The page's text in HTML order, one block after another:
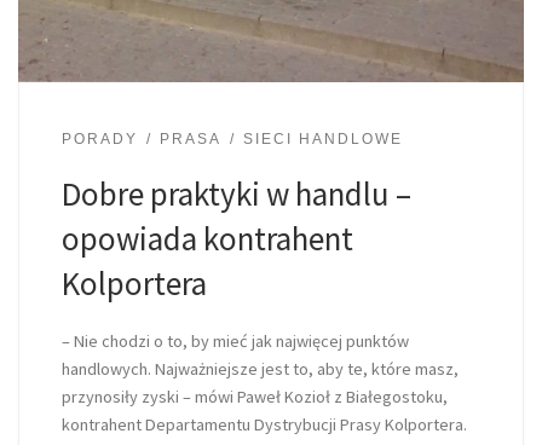
PORADY PRASA SIECI HANDLOWE
Dobre praktyki w handlu –
opowiada kontrahent
Kolportera
– Nie chodzi o to, by mieć jak najwięcej punktów
handlowych. Najważniejsze jest to, aby te, które masz,
przynosiły zyski – mówi Paweł Kozioł z Białegostoku,
kontrahent Departamentu Dystrybucji Prasy Kolportera.